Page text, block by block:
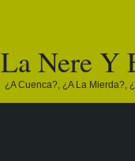
La Nere Y
¿a Cuenca?, ¿a La Mierda?,